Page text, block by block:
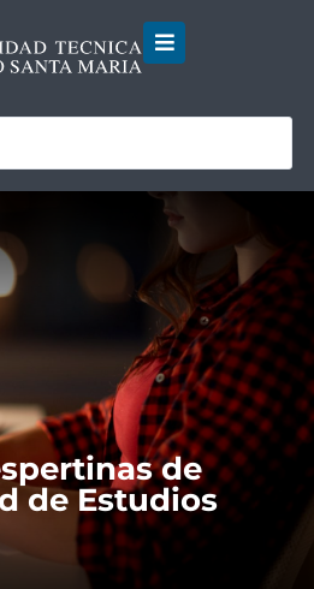
de
de Estudios